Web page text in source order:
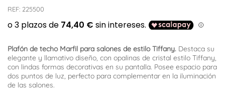
REF: 225500
Plafón de techo Marfil para salones de estilo Tiffany. Destaca su
elegante y llamativo diseño, con opalinas de cristal estilo Tiffany,
con lindas formas decorativas en su pantalla. Posee espacio para
dos puntos de luz, perfecto para complementar en la iluminación
de las salones.